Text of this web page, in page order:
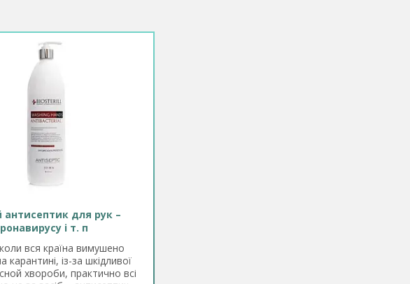
антисептик для рук –
і т. п
вся країна вимушено
карантині, із-за шкідливої
хвороби, практично всі